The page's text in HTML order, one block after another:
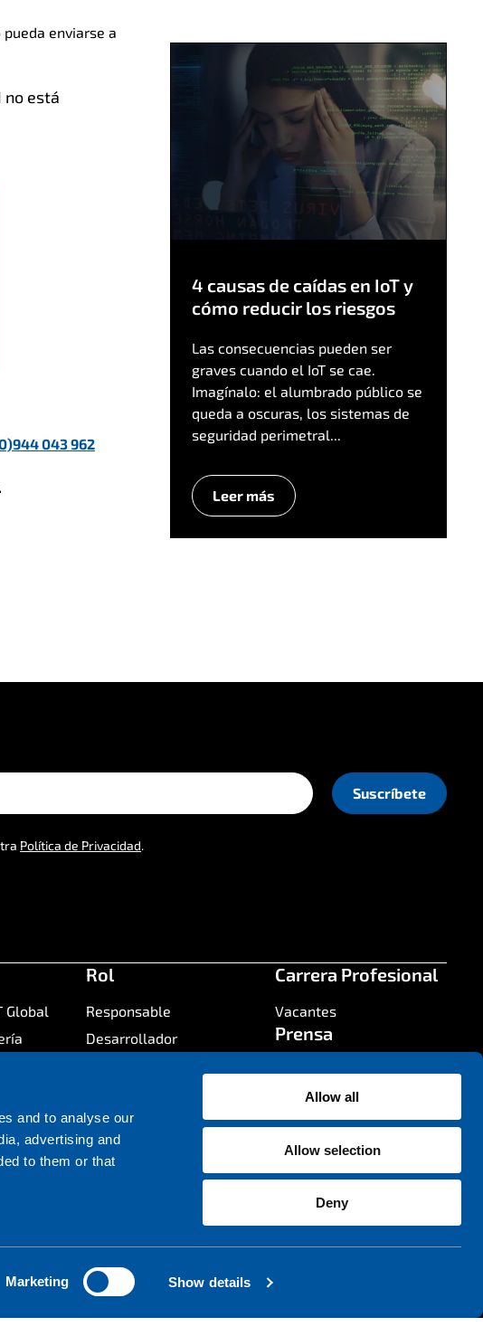
and to analyse our
advertising and
to them or that
Marketing Show details
Allow all
Allow selection
Deny
enviarse a
no está
043 962
4 causas de caídas en IoT y
cómo reducir los riesgos
Las consecuencias pueden ser
graves cuando el IoT se cae.
Imagínalo: el alumbrado público se
queda a oscuras, los sistemas de
seguridad perimetral...
Leer más
Política de Privacidad.
Global
el
Rol
Responsable
Desarrollador
Carrera Profesional
Vacantes
Prensa
Contacto
Contáctanos
Ubicación de Oficinas